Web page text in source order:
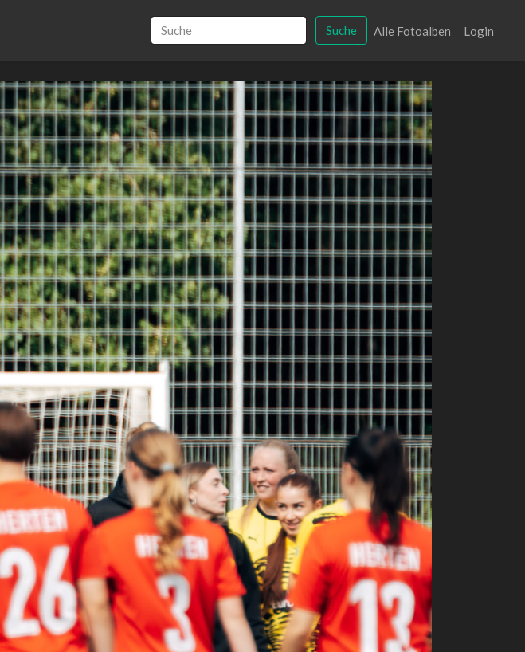
Suche Alle Fotoalben Login